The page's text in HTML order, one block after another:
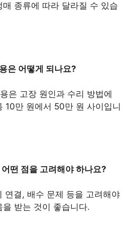
종류에 따라 달라질 수 있습
은 어떻게 되나요?
은 고장 원인과 수리 방법에
10만 원에서 50만 원 사이입니
떤 점을 고려해야 하나요?
연결, 배수 문제 등을 고려해야
받는 것이 좋습니다.